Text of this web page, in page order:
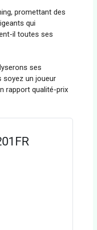
promettant des
qui
il toutes ses
ses
soyez un joueur
rapport qualité-prix